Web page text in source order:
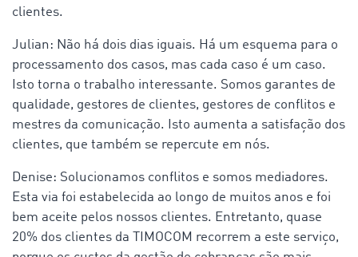
clientes.
Julian: Não há dois dias iguais. Há um esquema para o
processamento dos casos, mas cada caso é um caso.
Isto torna o trabalho interessante. Somos garantes de
qualidade, gestores de clientes, gestores de conflitos e
mestres da comunicação. Isto aumenta a satisfação dos
clientes, que também se repercute em nós.
Denise: Solucionamos conflitos e somos mediadores.
Esta via foi estabelecida ao longo de muitos anos e foi
bem aceite pelos nossos clientes. Entretanto, quase
20% dos clientes da TIMOCOM recorrem a este serviço,